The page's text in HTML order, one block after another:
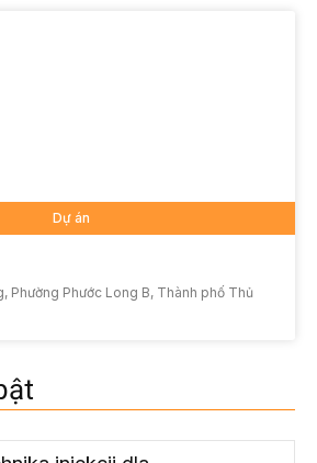
Dự án
Phường Phước Long B, Thành phố Thủ